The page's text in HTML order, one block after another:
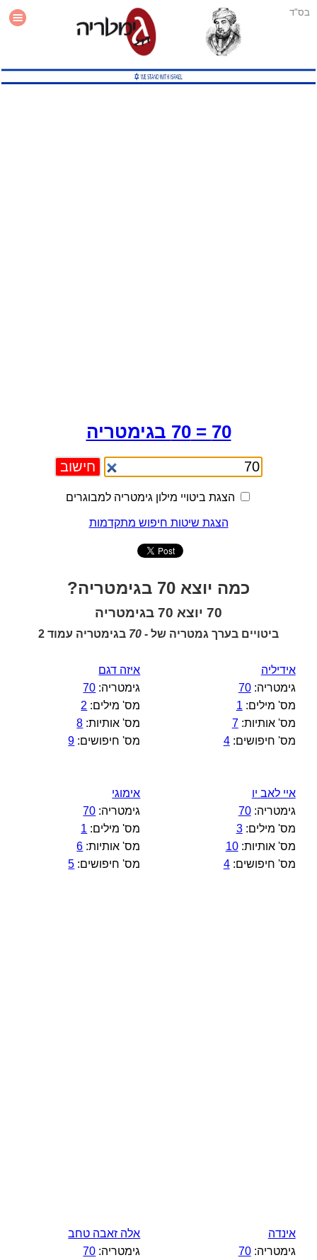
בס"ד
עזרה
70 = 70 בגימטריה
הצגת ביטויי מילון גימטריה למבוגרים
הצגת שיטות חיפוש מתקדמות
כמה יוצא 70 בגימטריה?
70 יוצא 70 בגימטריה
ביטויים בערך גמטריה של - 70 בגימטריה עמוד 2
אידיליה
גימטריה:70
מס' מילים: 1
מס' אותיות:7
מס' חיפושים:4
איזה דגם
גימטריה: 70
מס' מילים: 2
מס' אותיות: 8
מס' חיפושים: 9
איי לאב יו
גימטריה:70
מס' מילים:3
מס' אותיות:10
מס' חיפושים:4
אימוגי
גימטריה: 70
מס' מילים: 1
מס' אותיות: 6
מס' חיפושים: 5
אינדה
גימטריה:70
אלה זאבה טחב
גימטריה: 70